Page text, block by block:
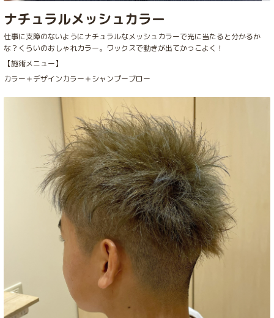
ナチュラルメッシュカラー
仕事に支障のないようにナチュラルなメッシュカラーで光に当たると分かるか
な？くらいのおしゃれカラー。ワックスで動きが出てかっこよく！
【施術メニュー】
カラー＋デザインカラー＋シャンプーブロー